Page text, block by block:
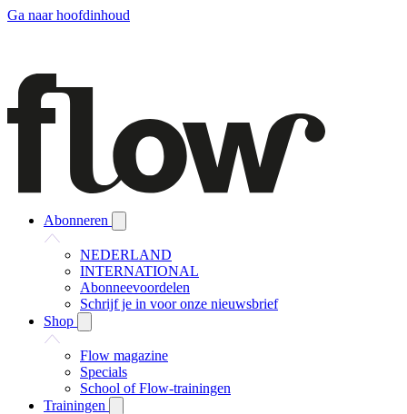
Ga naar hoofdinhoud
Abonneren
NEDERLAND
INTERNATIONAL
Abonneevoordelen
Schrijf je in voor onze nieuwsbrief
Shop
Flow magazine
Specials
School of Flow-trainingen
Trainingen